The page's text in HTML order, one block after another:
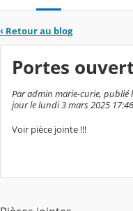
‹ Retour au blog
Portes
Par admin marie-curie, publié
jour le lundi 3 mars 2025 17:46
Voir pièce jointe !!!